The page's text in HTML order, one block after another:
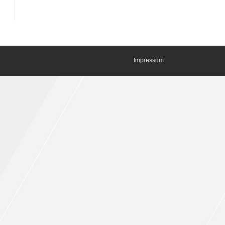
Impressum